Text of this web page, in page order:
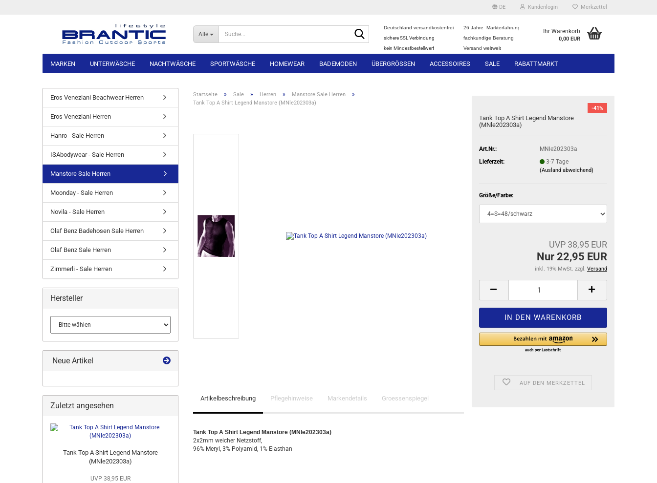
DE Kundenlogin Merkzettel
Alle
Suche...Deutschland versandkostenfrei
26 Jahre Markterfahrung
sichere SSL Verbindung
fachkundige Beratung
kein Mindestbestellwert
Versand weltweit
Ihr Warenkorb
0,00 EUR
MARKEN UNTERWÄSCHE NACHTWÄSCHE SPORTWÄSCHE HOMEWEAR BADEMODEN ÜBERGRÖSSEN ACCESSOIRES SALE RABATTMARKT
Startseite » Sale » Herren » Manstore Sale Herren »
Tank Top A Shirt Legend Manstore (MNle202303a)
-41%
Tank Top A Shirt Legend Manstore
(MNle202303a)
Art.Nr.:
MNle202303a
Lieferzeit:
3-7 Tage
(Ausland abweichend)
Größe/Farbe:
UVP 38,95 EUR
Nur 22,95 EUR
inkl. 19% MwSt. zzgl. Versand
AUF DEN MERKZETTEL
Artikelbeschreibung Pflegehinweise Markendetails Groessenspiegel
Tank Top A Shirt Legend Manstore (MNle202303a)
2x2mm weicher Netzstoff,
96% Meryl, 3% Polyamid, 1% Elasthan
Eros Veneziani Beachwear Herren
Eros Veneziani Herren
Hanro - Sale Herren
ISAbodywear - Sale Herren
Manstore Sale Herren
Moonday - Sale Herren
Novila - Sale Herren
Olaf Benz Badehosen Sale Herren
Olaf Benz Sale Herren
Zimmerli - Sale Herren
Hersteller
Neue Artikel
Zuletzt angesehen
Tank Top A Shirt Legend Manstore
(MNle202303a)
UVP 38,95 EUR